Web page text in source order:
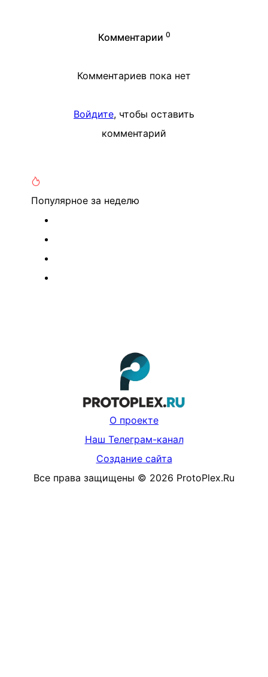
Комментарии 0
Комментариев пока нет
Войдите, чтобы оставить
комментарий
Популярное за неделю
О проекте
Наш Телеграм-канал
Создание сайта
Все права защищены © 2026 ProtoPlex.Ru